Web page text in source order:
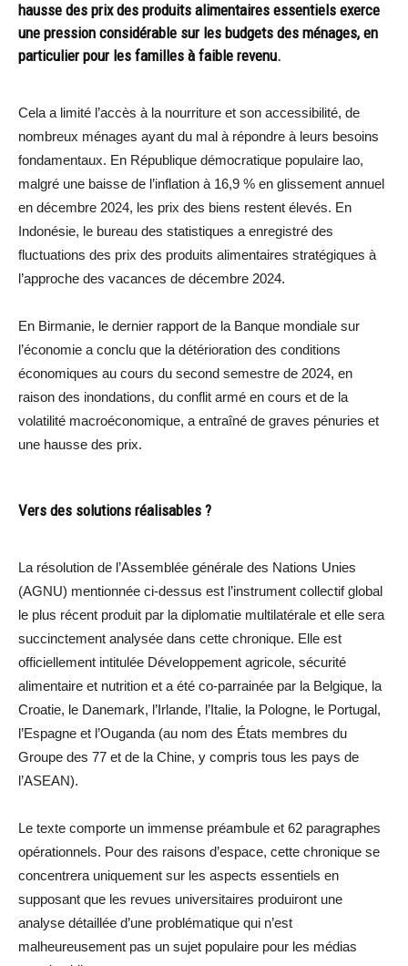
hausse des prix des produits alimentaires essentiels exerce
une pression considérable sur les budgets des ménages, en
particulier pour les familles à faible revenu.
Cela a limité l’accès à la nourriture et son accessibilité, de
nombreux ménages ayant du mal à répondre à leurs besoins
fondamentaux. En République démocratique populaire lao,
malgré une baisse de l’inflation à 16,9 % en glissement annuel
en décembre 2024, les prix des biens restent élevés. En
Indonésie, le bureau des statistiques a enregistré des
fluctuations des prix des produits alimentaires stratégiques à
l’approche des vacances de décembre 2024.
En Birmanie, le dernier rapport de la Banque mondiale sur
l’économie a conclu que la détérioration des conditions
économiques au cours du second semestre de 2024, en
raison des inondations, du conflit armé en cours et de la
volatilité macroéconomique, a entraîné de graves pénuries et
une hausse des prix.
Vers des solutions réalisables ?
La résolution de l’Assemblée générale des Nations Unies
(AGNU) mentionnée ci-dessus est l’instrument collectif global
le plus récent produit par la diplomatie multilatérale et elle sera
succinctement analysée dans cette chronique. Elle est
officiellement intitulée Développement agricole, sécurité
alimentaire et nutrition et a été co-parrainée par la Belgique, la
Croatie, le Danemark, l’Irlande, l’Italie, la Pologne, le Portugal,
l’Espagne et l’Ouganda (au nom des États membres du
Groupe des 77 et de la Chine, y compris tous les pays de
l’ASEAN).
Le texte comporte un immense préambule et 62 paragraphes
opérationnels. Pour des raisons d’espace, cette chronique se
concentrera uniquement sur les aspects essentiels en
supposant que les revues universitaires produiront une
analyse détaillée d’une problématique qui n’est
malheureusement pas un sujet populaire pour les médias